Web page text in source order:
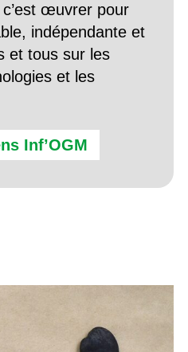
c’est œuvrer pour
indépendante et
et tous sur les
et les
Inf’OGM